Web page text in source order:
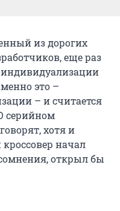
из дорогих
еще раз
это –
– и считается
серийном
хотя и
начал
открыл бы